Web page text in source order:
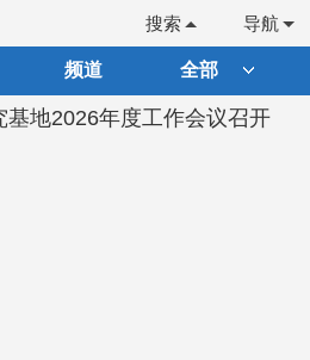
导航
搜索
频道 全部
基地2026年度工作会议召开